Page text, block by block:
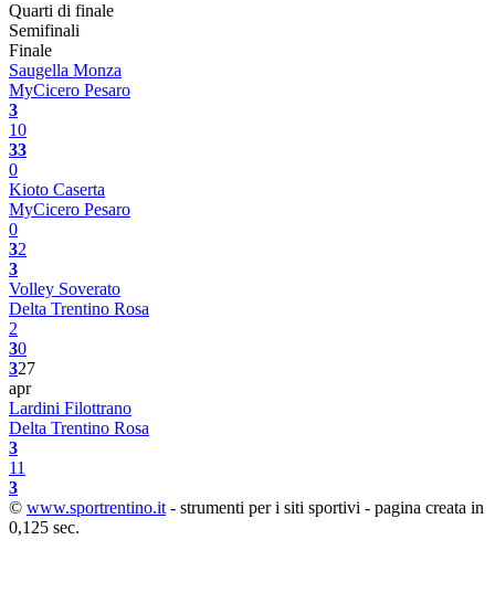
Quarti di finale
Semifinali
Finale
Saugella Monza
MyCicero Pesaro
3
10
33
0
Kioto Caserta
MyCicero Pesaro
0
32
3
Volley Soverato
Delta Trentino Rosa
2
30
327
apr
Lardini Filottrano
Delta Trentino Rosa
3
11
3
© www.sportrentino.it - strumenti per i siti sportivi - pagina creata in
0,125 sec.